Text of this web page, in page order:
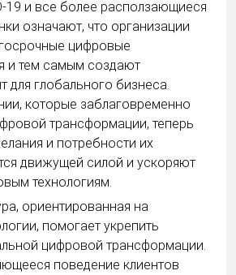
19 и все более расползающиеся
означают, что организации
цифровые
и тем самым создают
для глобального бизнеса.
которые заблаговременно
трансформации, теперь
и потребности их
движущей силой и ускоряют
технологиям.
ориентированная на
помогает укрепить
цифровой трансформации.
поведение клиентов